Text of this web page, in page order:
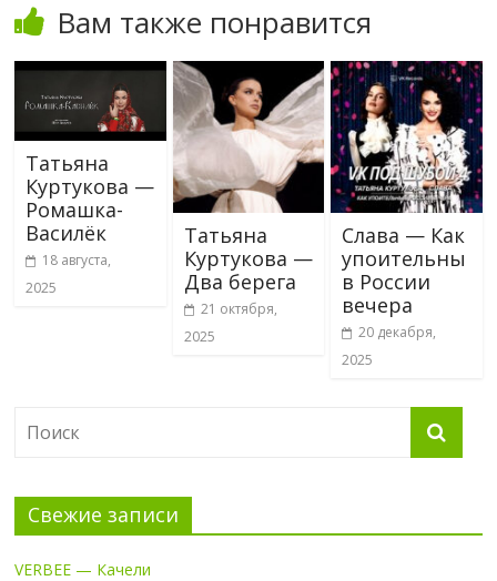
Вам также понравится
Татьяна
Куртукова —
Ромашка-
Василёк
18 августа,
2025
Татьяна
Куртукова —
Два берега
21 октября,
2025
Слава — Как
упоительны
в России
вечера
20 декабря,
2025
Свежие записи
VERBEE — Качели